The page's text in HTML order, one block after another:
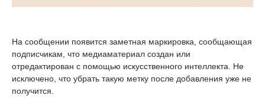
На сообщении появится заметная маркировка, сообщающая
подписчикам, что медиаматериал создан или
отредактирован с помощью искусственного интеллекта. Не
исключено, что убрать такую метку после добавления уже не
получится.